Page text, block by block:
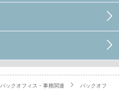
バックオフィス・事務関連
バックオフ